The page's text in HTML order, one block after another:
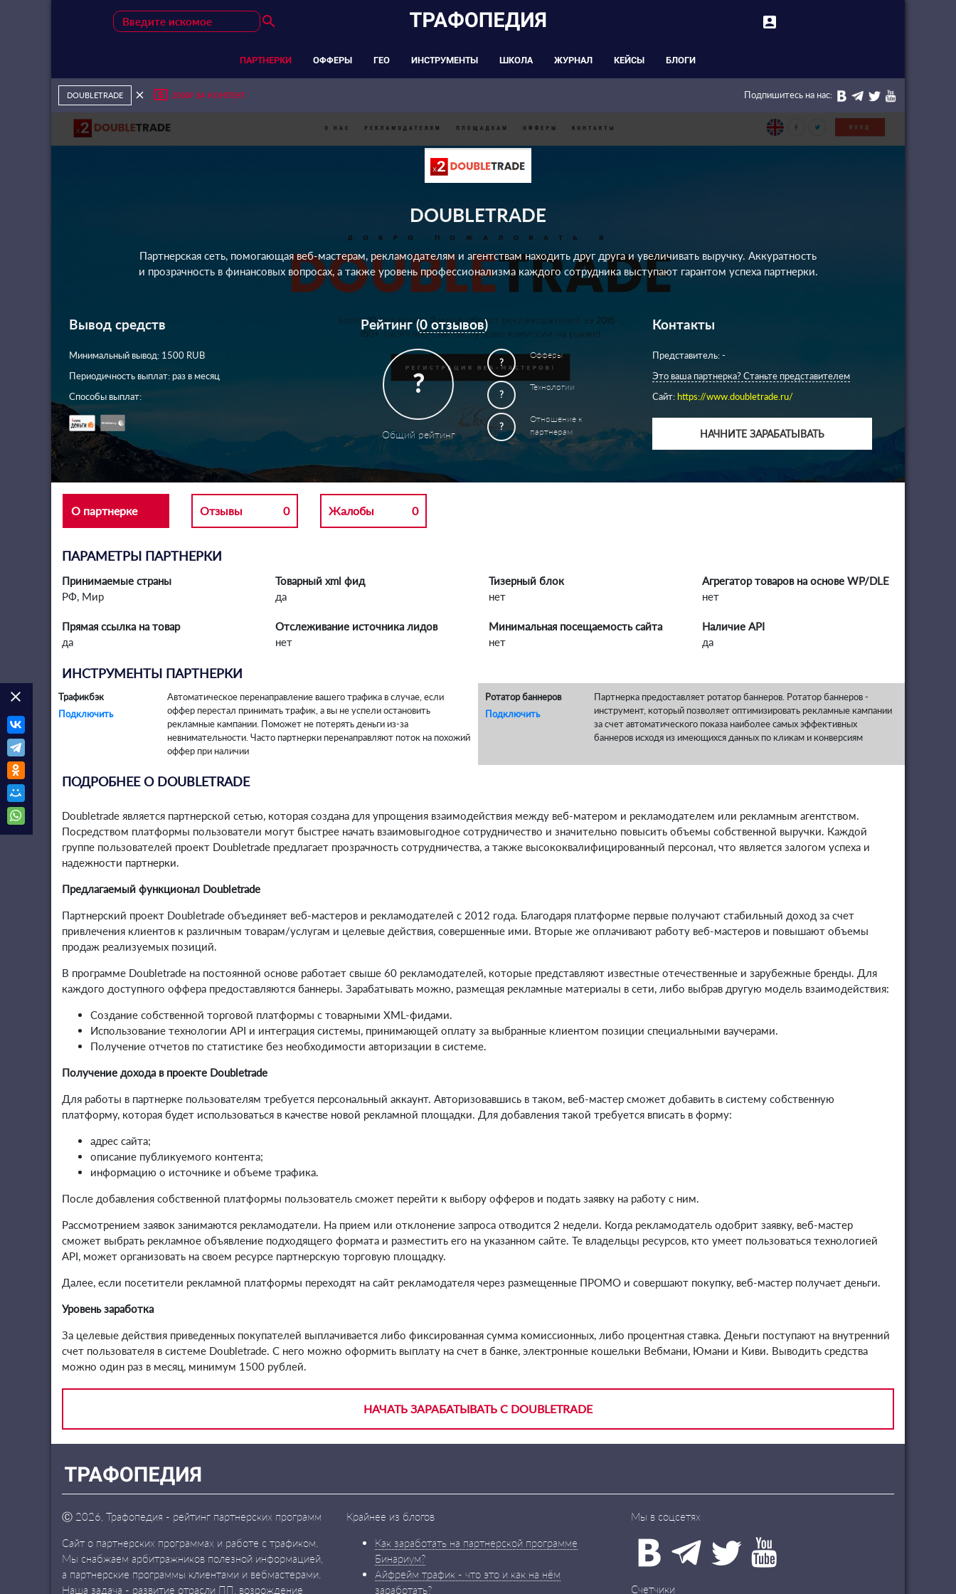
clear
search account_box
ПАРТНЕРКИ ОФФЕРЫ ГЕО ИНСТРУМЕНТЫ ШКОЛА ЖУРНАЛ КЕЙСЫ БЛОГИ
DOUBLETRADE close local_atm 2500₽ ЗА КОНТЕНТ Подпишитесь на нас:
DOUBLETRADE
Партнерская сеть, помогающая веб-мастерам, рекламодателям и агентствам находить друг друга и увеличивать выручку. Аккуратность
и прозрачность в финансовых вопросах, а также уровень профессионализма каждого сотрудника выступают гарантом успеха партнерки.
Вывод средств
Минимальный вывод: 1500 RUB
Периодичность выплат: раз в месяц
Способы выплат:
Рейтинг (0 отзывов)
?
Общий рейтинг
?
Офферы
?
Технологии
?
Отношение к
партнерам
Контакты
Представитель: -
Это ваша партнерка? Станьте представителем
Сайт: https://www.doubletrade.ru/
НАЧНИТЕ ЗАРАБАТЫВАТЬ
О партнерке Отзывы 0 Жалобы 0
ПАРАМЕТРЫ ПАРТНЕРКИ
Принимаемые страны
РФ, Мир
Товарный xml фид
да
Тизерный блок
нет
Агрегатор товаров на основе WP/DLE
нет
Прямая ссылка на товар
да
Отслеживание источника лидов
нет
Минимальная посещаемость сайта
нет
Наличие API
да
ИНСТРУМЕНТЫ ПАРТНЕРКИ
Трафикбэк
Подключить
Автоматическое перенаправление вашего трафика в случае, если
оффер перестал принимать трафик, а вы не успели остановить
рекламные кампании. Поможет не потерять деньги из-за
невнимательности. Часто партнерки перенаправляют поток на похожий
оффер при наличии
Ротатор баннеров
Подключить
Партнерка предоставляет ротатор баннеров. Ротатор баннеров -
инструмент, который позволяет оптимизировать рекламные кампании
за счет автоматического показа наиболее самых эффективных
баннеров исходя из имеющихся данных по кликам и конверсиям
ПОДРОБНЕЕ О DOUBLETRADE
Doubletrade является партнерской сетью, которая создана для упрощения взаимодействия между веб-матером и рекламодателем или рекламным агентством.
Посредством платформы пользователи могут быстрее начать взаимовыгодное сотрудничество и значительно повысить объемы собственной выручки. Каждой
группе пользователей проект Doubletrade предлагает прозрачность сотрудничества, а также высококвалифицированный персонал, что является залогом успеха и
надежности партнерки.
Предлагаемый функционал Doubletrade
Партнерский проект Doubletrade объединяет веб-мастеров и рекламодателей с 2012 года. Благодаря платформе первые получают стабильный доход за счет
привлечения клиентов к различным товарам/услугам и целевые действия, совершенные ими. Вторые же оплачивают работу веб-мастеров и повышают объемы
продаж реализуемых позиций.
В программе Doubletrade на постоянной основе работает свыше 60 рекламодателей, которые представляют известные отечественные и зарубежные бренды. Для
каждого доступного оффера предоставляются баннеры. Зарабатывать можно, размещая рекламные материалы в сети, либо выбрав другую модель взаимодействия:
Создание собственной торговой платформы с товарными XML-фидами.
Использование технологии API и интеграция системы, принимающей оплату за выбранные клиентом позиции специальными ваучерами.
Получение отчетов по статистике без необходимости авторизации в системе.
Получение дохода в проекте Doubletrade
Для работы в партнерке пользователям требуется персональный аккаунт. Авторизовавшись в таком, веб-мастер сможет добавить в систему собственную
платформу, которая будет использоваться в качестве новой рекламной площадки. Для добавления такой требуется вписать в форму:
адрес сайта;
описание публикуемого контента;
информацию о источнике и объеме трафика.
После добавления собственной платформы пользователь сможет перейти к выбору офферов и подать заявку на работу с ним.
Рассмотрением заявок занимаются рекламодатели. На прием или отклонение запроса отводится 2 недели. Когда рекламодатель одобрит заявку, веб-мастер
сможет выбрать рекламное объявление подходящего формата и разместить его на указанном сайте. Те владельцы ресурсов, кто умеет пользоваться технологией
API, может организовать на своем ресурсе партнерскую торговую площадку.
Далее, если посетители рекламной платформы переходят на сайт рекламодателя через размещенные ПРОМО и совершают покупку, веб-мастер получает деньги.
Уровень заработка
За целевые действия приведенных покупателей выплачивается либо фиксированная сумма комиссионных, либо процентная ставка. Деньги поступают на внутренний
счет пользователя в системе Doubletrade. С него можно оформить выплату на счет в банке, электронные кошельки Вебмани, Юмани и Киви. Выводить средства
можно один раз в месяц, минимум 1500 рублей.
НАЧАТЬ ЗАРАБАТЫВАТЬ С DOUBLETRADE
Ⓒ 2026, Трафопедия - рейтинг партнерских программ
Сайт о партнерских программах и работе с трафиком.
Мы снабжаем арбитражников полезной информацией,
а партнерские программы клиентами и вебмастерами.
Наша задача - развитие отрасли ПП, возрождение
Крайнее из блогов
Как заработать на партнерской программе
Бинариум?
Айфрейм трафик - что это и как на нём
заработать?
Мы в соцсетях
Счетчики